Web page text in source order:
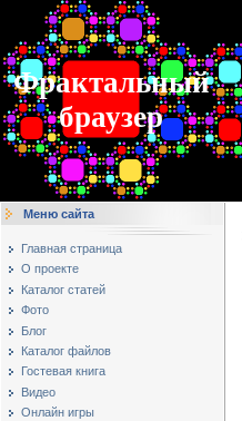
Фрактальный
браузер
Меню сайта
Главная страница
О проекте
Каталог статей
Фото
Блог
Каталог файлов
Гостевая книга
Видео
Онлайн игры